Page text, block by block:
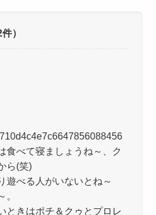
件）
食べて寝ましょうね～、ク
ら(笑)
遊べる人がいないとね～
ときはポチ＆クゥとプロレ